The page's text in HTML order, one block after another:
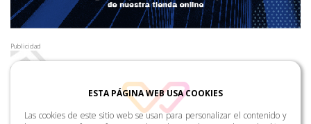
Publicidad
ESTA PÁGINA WEB USA COOKIES
Las cookies de este sitio web se usan para personalizar el contenido y